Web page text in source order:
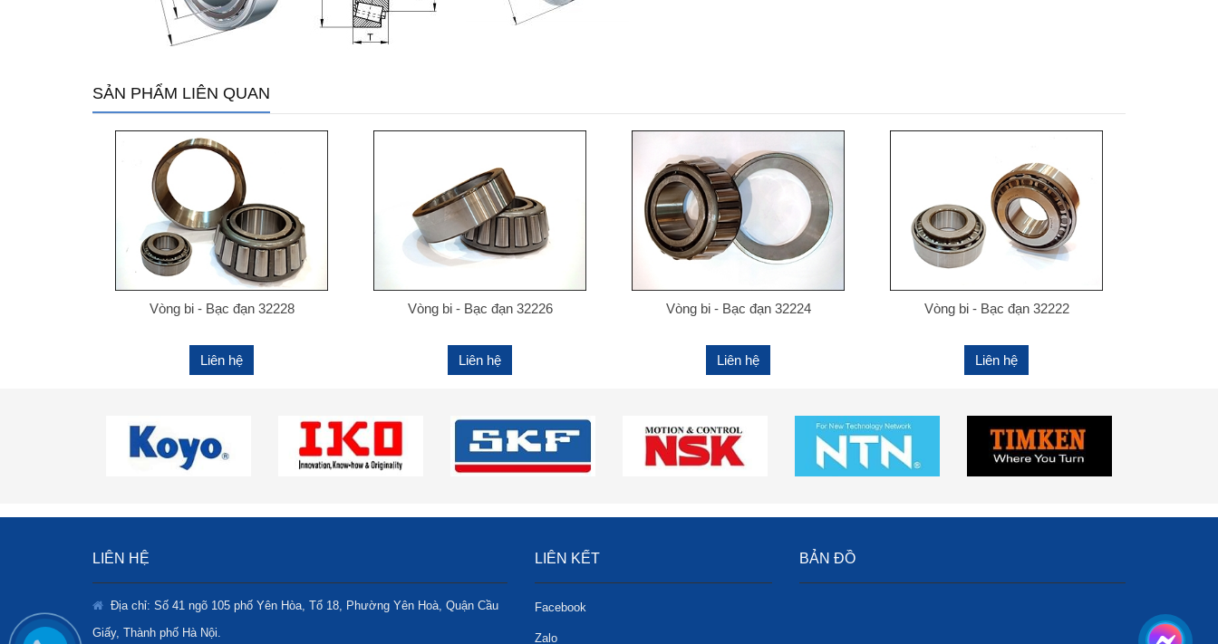
SẢN PHẨM LIÊN QUAN
Vòng bi - Bạc đạn 32228
Liên hệ
Vòng bi - Bạc đạn 32226
Liên hệ
Vòng bi - Bạc đạn 32224
Liên hệ
Vòng bi - Bạc đạn 32222
Liên hệ
LIÊN HỆ
Địa chỉ: Số 41 ngõ 105 phố Yên Hòa, Tổ 18, Phường Yên Hoà, Quận Cầu
Giấy, Thành phố Hà Nội.
LIÊN KẾT
Facebook
Zalo
BẢN ĐỒ